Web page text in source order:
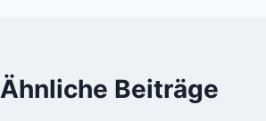
Ähnliche Beiträge